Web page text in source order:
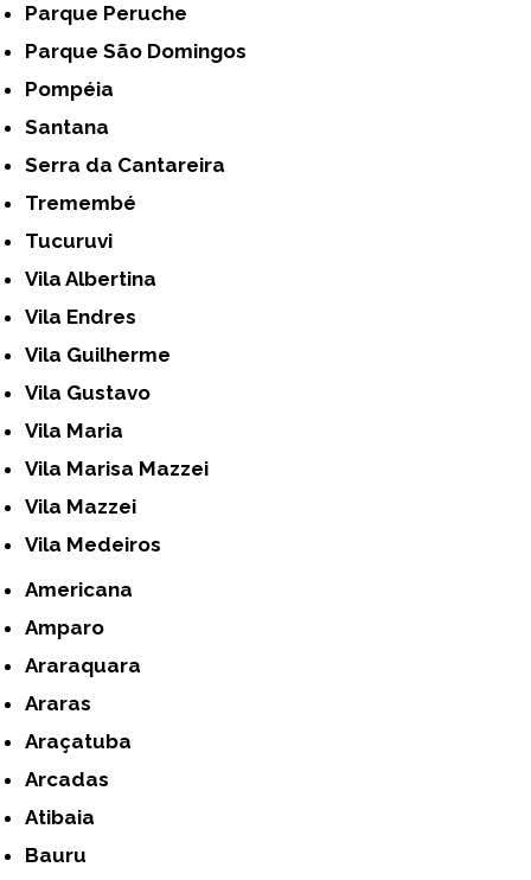
Parque Peruche
Parque São Domingos
Pompéia
Santana
Serra da Cantareira
Tremembé
Tucuruvi
Vila Albertina
Vila Endres
Vila Guilherme
Vila Gustavo
Vila Maria
Vila Marisa Mazzei
Vila Mazzei
Vila Medeiros
Americana
Amparo
Araraquara
Araras
Araçatuba
Arcadas
Atibaia
Bauru